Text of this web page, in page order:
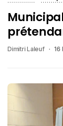
Dimitri Laleuf 16